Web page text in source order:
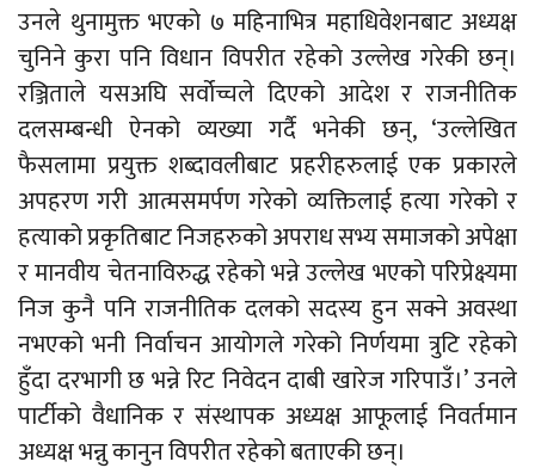
उनले थुनामुक्त भएको ७ महिनाभित्र महाधिवेशनबाट अध्यक्ष
चुनिने कुरा पनि विधान विपरीत रहेको उल्लेख गरेकी छन्।
रञ्जिताले यसअघि सर्वोच्चले दिएको आदेश र राजनीतिक
दलसम्बन्धी ऐनको व्यख्या गर्दै भनेकी छन्, ‘उल्लेखित
फैसलामा प्रयुक्तशब्दावलीबाट प्रहरीहरुलाई एक प्रकारले
अपहरण गरी आत्मसमर्पण गरेको व्यक्तिलाई हत्या गरेको र
हत्याको प्रकृतिबाट निजहरुको अपराध सभ्य समाजको अपेक्षा
र मानवीय चेतनाविरुद्ध रहेको भन्ने उल्लेख भएको परिप्रेक्ष्यमा
निज कुनै पनि राजनीतिक दलको सदस्य हुन सक्ने अवस्था
नभएको भनी निर्वाचन आयोगले गरेको निर्णयमा त्रुटि रहेको
हुँदा दरभागी छ भन्ने रिट निवेदन दाबी खारेज गरिपाउँ।’ उनले
पार्टीको वैधानिक र संस्थापक अध्यक्ष आफूलाई निवर्तमान
अध्यक्ष भन्नु कानुन विपरीत रहेको बताएकी छन्।